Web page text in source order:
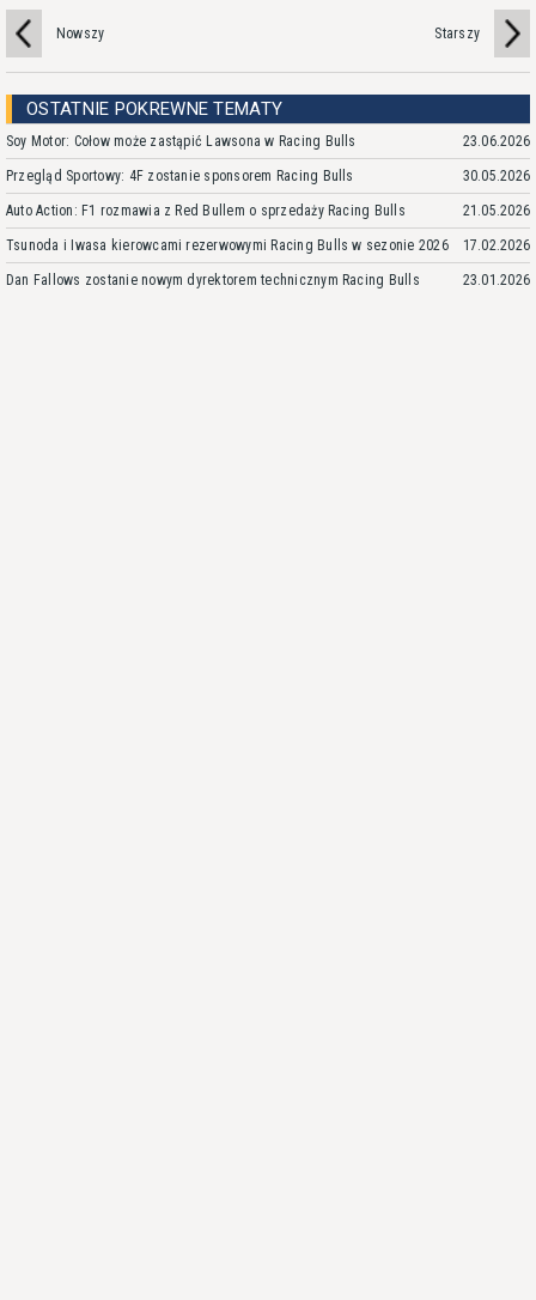
Nowszy Starszy
OSTATNIE POKREWNE TEMATY
Soy Motor: Cołow może zastąpić Lawsona w Racing Bulls 23.06.2026
Przegląd Sportowy: 4F zostanie sponsorem Racing Bulls 30.05.2026
Auto Action: F1 rozmawia z Red Bullem o sprzedaży Racing Bulls 21.05.2026
Tsunoda i Iwasa kierowcami rezerwowymi Racing Bulls w sezonie 2026 17.02.2026
Dan Fallows zostanie nowym dyrektorem technicznym Racing Bulls 23.01.2026